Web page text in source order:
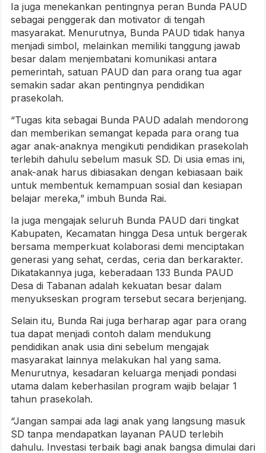
Ia juga menekankan pentingnya peran Bunda PAUD
sebagai penggerak dan motivator di tengah
masyarakat. Menurutnya, Bunda PAUD tidak hanya
menjadi simbol, melainkan memiliki tanggung jawab
besar dalam menjembatani komunikasi antara
pemerintah, satuan PAUD dan para orang tua agar
semakin sadar akan pentingnya pendidikan
prasekolah.
“Tugas kita sebagai Bunda PAUD adalah mendorong
dan memberikan semangat kepada para orang tua
agar anak-anaknya mengikuti pendidikan prasekolah
terlebih dahulu sebelum masuk SD. Di usia emas ini,
anak-anak harus dibiasakan dengan kebiasaan baik
untuk membentuk kemampuan sosial dan kesiapan
belajar mereka,” imbuh Bunda Rai.
Ia juga mengajak seluruh Bunda PAUD dari tingkat
Kabupaten, Kecamatan hingga Desa untuk bergerak
bersama memperkuat kolaborasi demi menciptakan
generasi yang sehat, cerdas, ceria dan berkarakter.
Dikatakannya juga, keberadaan 133 Bunda PAUD
Desa di Tabanan adalah kekuatan besar dalam
menyukseskan program tersebut secara berjenjang.
Selain itu, Bunda Rai juga berharap agar para orang
tua dapat menjadi contoh dalam mendukung
pendidikan anak usia dini sebelum mengajak
masyarakat lainnya melakukan hal yang sama.
Menurutnya, kesadaran keluarga menjadi pondasi
utama dalam keberhasilan program wajib belajar 1
tahun prasekolah.
“Jangan sampai ada lagi anak yang langsung masuk
SD tanpa mendapatkan layanan PAUD terlebih
dahulu. Investasi terbaik bagi anak bangsa dimulai dari